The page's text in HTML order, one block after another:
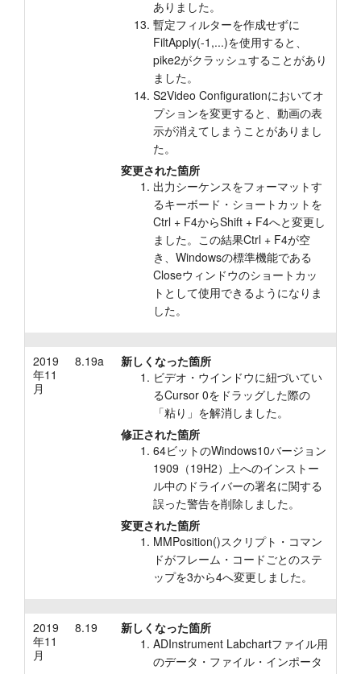
ありました。
暫定フィルターを作成せずに
FiltApply(-1,...)を使用すると、
pike2がクラッシュすることがあり
ました。
S2Video Configurationにおいてオ
プションを変更すると、動画の表
示が消えてしまうことがありまし
た。
変更された箇所
出力シーケンスをフォーマットす
るキーボード・ショートカットを
Ctrl + F4からShift + F4へと変更し
ました。この結果Ctrl + F4が空
き、Windowsの標準機能である
Closeウィンドウのショートカッ
トとして使用できるようになりま
した。
2019
年11
月
8.19a
新しくなった箇所
ビデオ・ウインドウに紐づいてい
るCursor 0をドラッグした際の
「粘り」を解消しました。
修正された箇所
64ビットのWindows10バージョン
1909（19H2）上へのインストー
ル中のドライバーの署名に関する
誤った警告を削除しました。
変更された箇所
MMPosition()スクリプト・コマン
ドがフレーム・コードごとのステ
ップを3から4へ変更しました。
2019
年11
月
8.19
新しくなった箇所
ADInstrument Labchartファイル用
のデータ・ファイル・インポータ